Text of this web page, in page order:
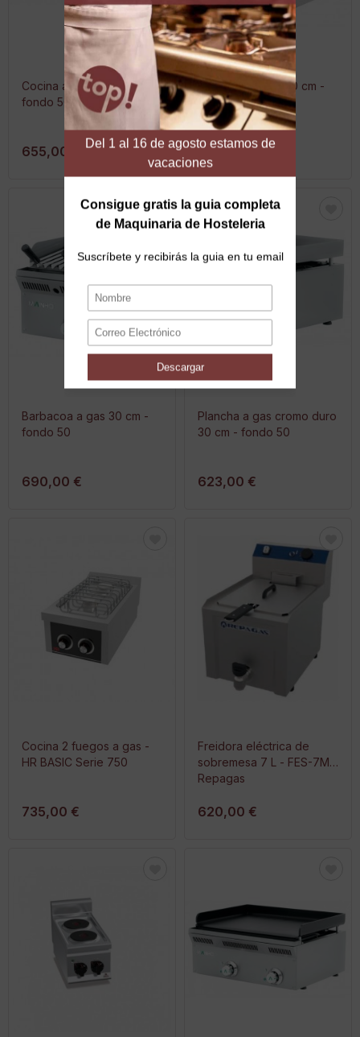
Cocina a gas 2 fuegos -
fondo 50
655,00 €
Barbacoa a gas 30 cm -
fondo 50
665,00 €
Barbacoa a gas 30 cm -
fondo 50
690,00 €
Plancha a gas cromo duro
30 cm - fondo 50
623,00 €
Cocina 2 fuegos a gas -
HR BASIC Serie 750
735,00 €
Freidora eléctrica de
sobremesa 7 L - FES-7M
Repagas
620,00 €